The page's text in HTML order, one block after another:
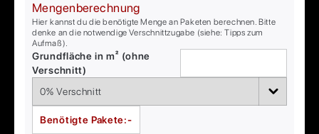
Mengenberechnung
Hier kannst du die benötigte Menge an Paketen berechnen. Bitte
denke an die notwendige Verschnittzugabe (siehe: Tipps zum
Aufmaß).
Grundfläche in m² (ohne
Verschnitt)
Benötigte Pakete:-